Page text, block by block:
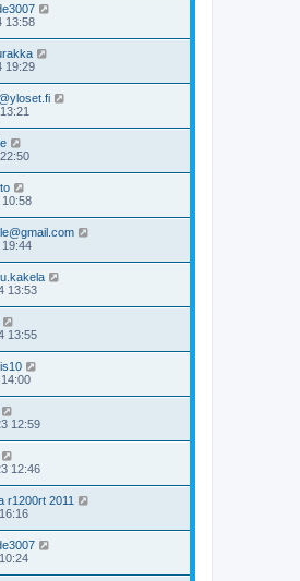
13:58
19:29
10:58
19:44
13:53
13:55
12:59
12:46
r1200rt 2011